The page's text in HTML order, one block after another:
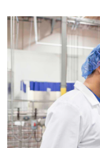
司企業網頁，開發新
要有網頁，自然潛
司網站，讓潛在客戶
一個成長營一般，客
技巧的其中一環，能